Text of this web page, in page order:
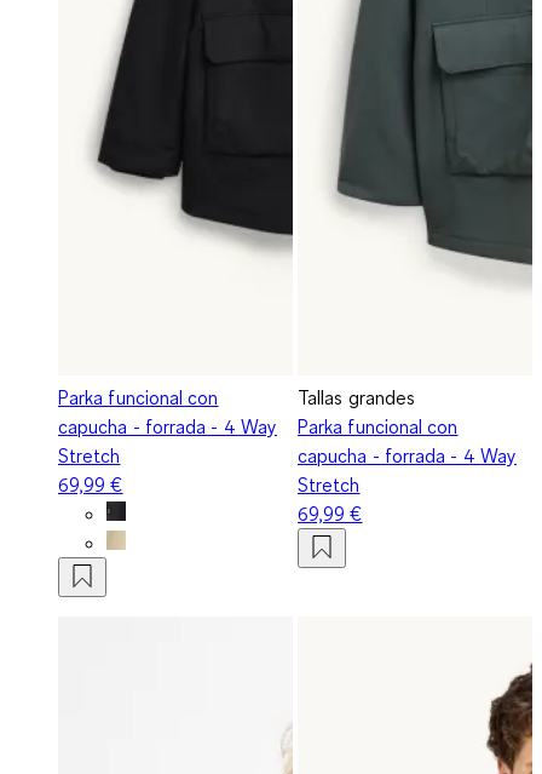
Parka funcional con
capucha - forrada - 4 Way
Stretch
69,99 €
Tallas grandes
Parka funcional con
capucha - forrada - 4 Way
Stretch
69,99 €